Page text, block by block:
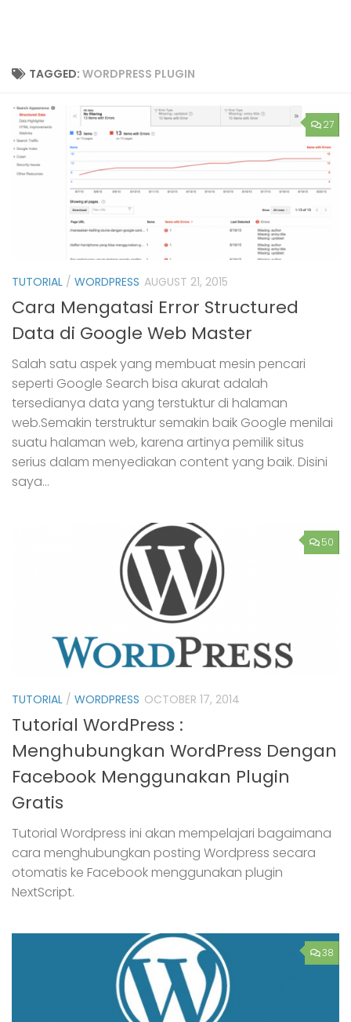
TAGGED: WORDPRESS PLUGIN
27
TUTORIAL / WORDPRESS AUGUST 21, 2015
Cara Mengatasi Error Structured
Data di Google Web Master
Salah satu aspek yang membuat mesin pencari
seperti Google Search bisa akurat adalah
tersedianya data yang terstuktur di halaman
web.Semakin terstruktur semakin baik Google menilai
suatu halaman web, karena artinya pemilik situs
serius dalam menyediakan content yang baik. Disini
saya...
50
TUTORIAL / WORDPRESS OCTOBER 17, 2014
Tutorial WordPress :
Menghubungkan WordPress Dengan
Facebook Menggunakan Plugin
Gratis
Tutorial Wordpress ini akan mempelajari bagaimana
cara menghubungkan posting Wordpress secara
otomatis ke Facebook menggunakan plugin
NextScript.
38